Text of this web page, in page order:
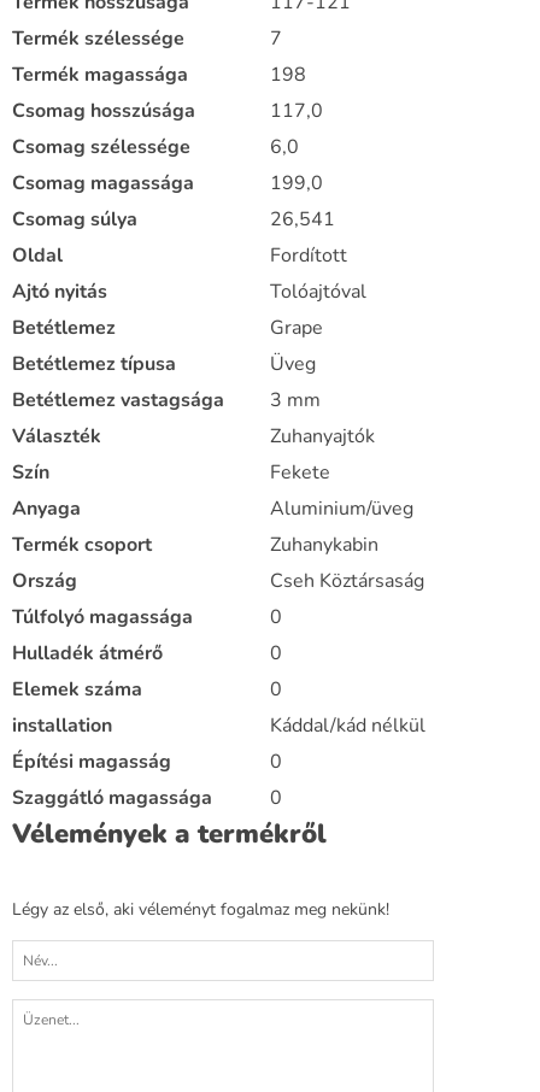
Termék szélessége
7
Termék magassága
198
Csomag hosszúsága
117,0
Csomag szélessége
6,0
Csomag magassága
199,0
Csomag súlya
26,541
Oldal
Fordított
Ajtó nyitás
Tolóajtóval
Betétlemez
Grape
Betétlemez típusa
Üveg
Betétlemez vastagsága
3 mm
Választék
Zuhanyajtók
Szín
Fekete
Anyaga
Aluminium/üveg
Termék csoport
Zuhanykabin
Ország
Cseh Köztársaság
Túlfolyó magassága
0
Hulladék átmérő
0
Elemek száma
0
installation
Káddal/kád nélkül
Építési magasság
0
Szaggátló magassága
0
Vélemények a termékről
Légy az első, aki véleményt fogalmaz meg nekünk!